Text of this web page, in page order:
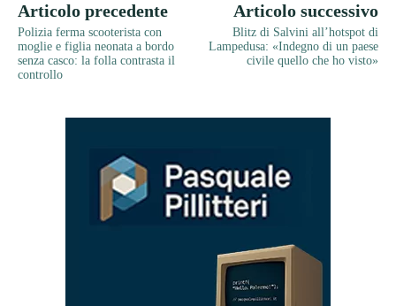
Articolo precedente
Polizia ferma scooterista con
moglie e figlia neonata a bordo
senza casco: la folla contrasta il
controllo
Articolo successivo
Blitz di Salvini all’hotspot di
Lampedusa: «Indegno di un paese
civile quello che ho visto»